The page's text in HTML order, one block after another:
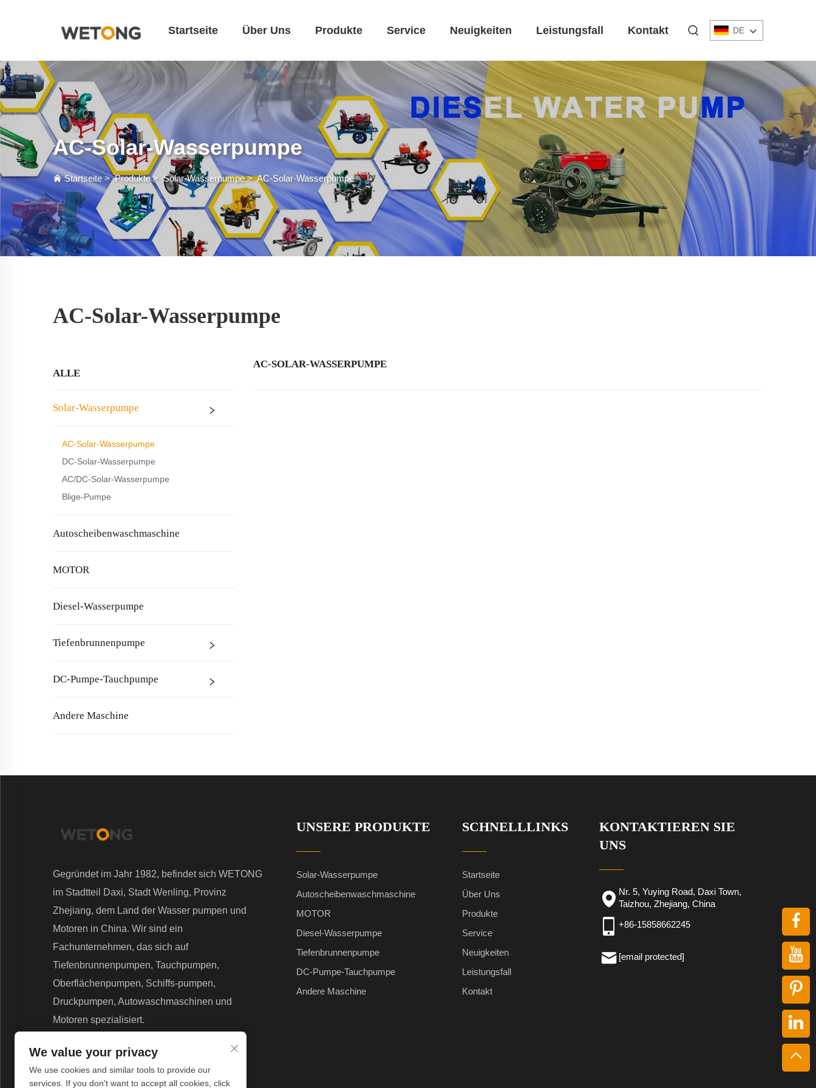
Startseite Über Uns Produkte Service Neuigkeiten Leistungsfall Kontakt DE
AC-Solar-Wasserpumpe
Startseite>Produkte> Solar-Wasserpumpe>AC-Solar-Wasserpumpe
AC-Solar-Wasserpumpe
ALLE
Solar-Wasserpumpe
AC-Solar-Wasserpumpe
DC-Solar-Wasserpumpe
AC/DC-Solar-Wasserpumpe
Blige-Pumpe
Autoscheibenwaschmaschine
MOTOR
Diesel-Wasserpumpe
Tiefenbrunnenpumpe
DC-Pumpe-Tauchpumpe
Andere Maschine
AC-SOLAR-WASSERPUMPE
Gegründet im Jahr 1982, befindet sich WETONG
im Stadtteil Daxi, Stadt Wenling, Provinz
Zhejiang, dem Land der Wasser pumpen und
Motoren in China. Wir sind ein
Fachunternehmen, das sich auf
Tiefenbrunnenpumpen, Tauchpumpen,
Oberflächenpumpen, Schiffs-pumpen,
Druckpumpen, Autowaschmaschinen und
Motoren spezialisiert.
UNSERE PRODUKTE
Solar-Wasserpumpe
Autoscheibenwaschmaschine
MOTOR
Diesel-Wasserpumpe
Tiefenbrunnenpumpe
DC-Pumpe-Tauchpumpe
Andere Maschine
SCHNELLLINKS
Startseite
Über Uns
Produkte
Service
Neuigkeiten
Leistungsfall
Kontakt
KONTAKTIEREN SIE
UNS
Nr. 5, Yuying Road, Daxi Town,
Taizhou, Zhejiang, China
+86-15858662245
[email protected]
We value your privacy
We use cookies and similar tools to provide our
services. If you don't want to accept all cookies, click